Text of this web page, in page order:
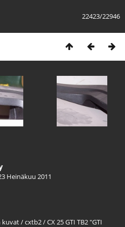
22423/22946
Heinäkuu 2011
kuvat/cxtb2/CX 25 GTI TB2 "GTI